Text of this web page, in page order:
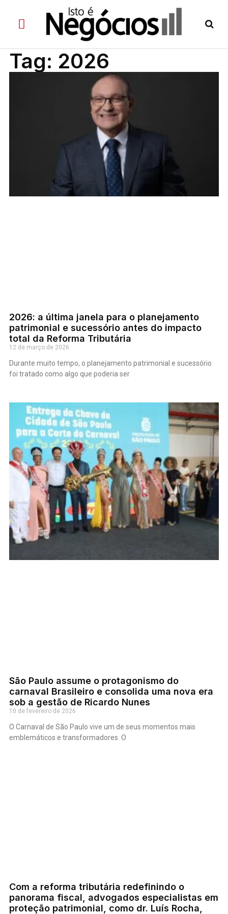
Tag: 2026
2026: a última janela para o planejamento
patrimonial e sucessório antes do impacto
total da Reforma Tributária
12 de março de 2026
Durante muito tempo, o planejamento patrimonial e sucessório
foi tratado como algo que poderia ser
São Paulo assume o protagonismo do
carnaval Brasileiro e consolida uma nova era
sob a gestão de Ricardo Nunes
10 de fevereiro de 2026
O Carnaval de São Paulo vive um de seus momentos mais
emblemáticos e transformadores. O
Com a reforma tributária redefinindo o
panorama fiscal, advogados especialistas em
proteção patrimonial, como dr. Luís Rocha,